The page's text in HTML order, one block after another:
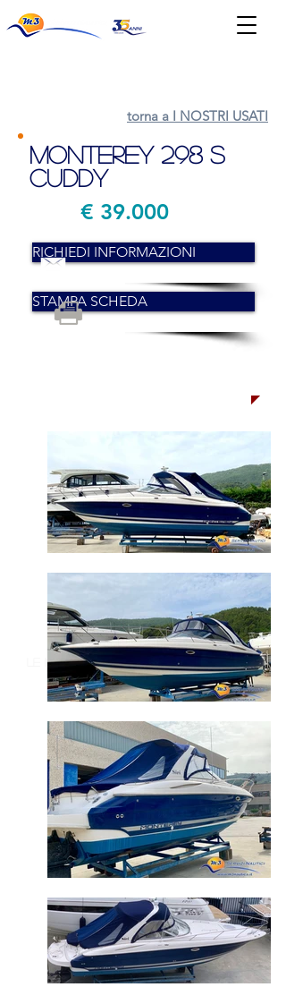
torna a I NOSTRI USATI
le nostre imbarcazioni usate
Monterey 298 S
Cuddy
€ 39.000
RICHIEDI INFORMAZIONI
STAMPA SCHEDA